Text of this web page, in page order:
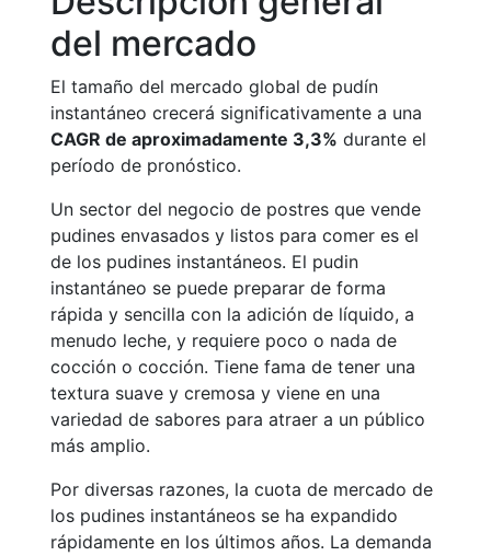
del mercado
El tamaño del mercado global de pudín
instantáneo crecerá significativamente a una
CAGR de aproximadamente 3,3% durante el
período de pronóstico.
Un sector del negocio de postres que vende
pudines envasados y listos para comer es el
de los pudines instantáneos. El pudin
instantáneo se puede preparar de forma
rápida y sencilla con la adición de líquido, a
menudo leche, y requiere poco o nada de
cocción o cocción. Tiene fama de tener una
textura suave y cremosa y viene en una
variedad de sabores para atraer a un público
más amplio.
Por diversas razones, la cuota de mercado de
los pudines instantáneos se ha expandido
rápidamente en los últimos años. La demanda